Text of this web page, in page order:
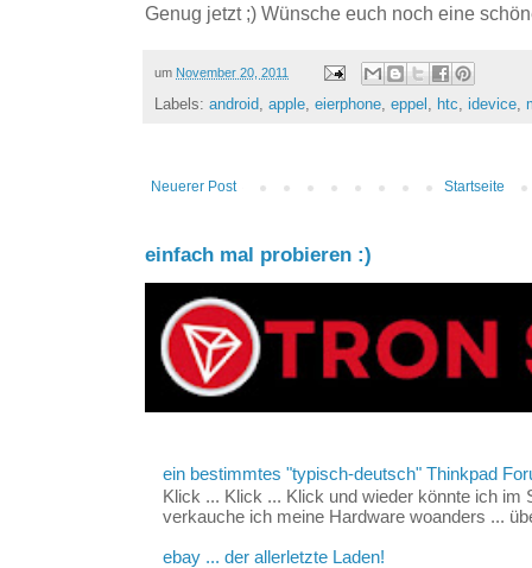
Genug jetzt ;) Wünsche euch noch eine
um November 20, 2011
Labels: android, apple, eierphone, eppel , htc, idevice,
Neuerer Post Startseite
einfach mal probieren :)
ein bestimmtes "typisch-deutsch" Thinkpad
Klick ... Klick ... Klick und wieder könnte ich im
verkauche ich meine Hardware woanders ...
ebay ... der allerletzte Laden!